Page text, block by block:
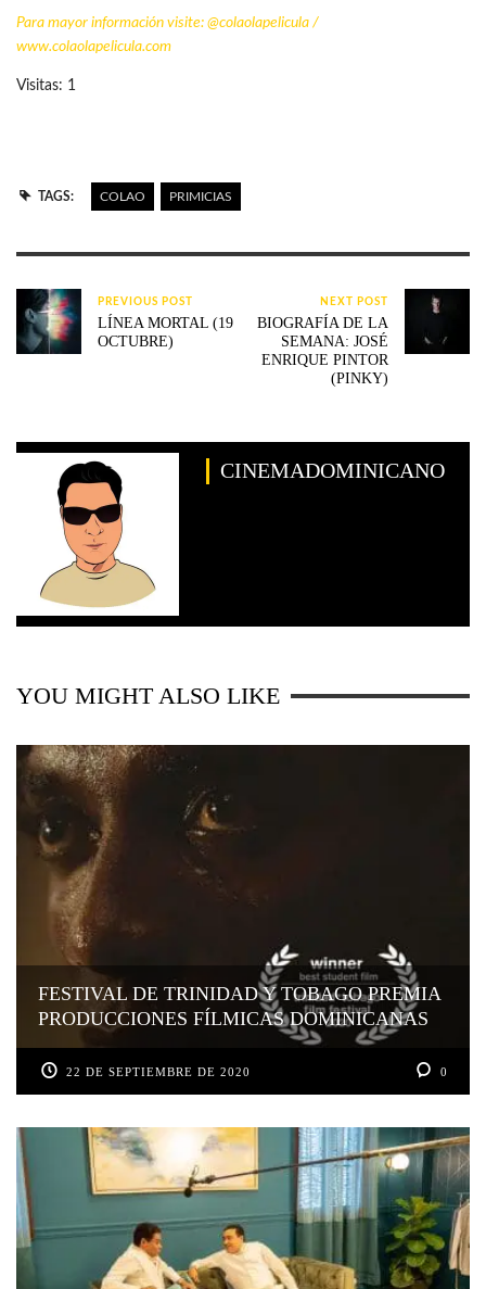
Para mayor información visite: @colaolapelicula /
www.colaolapelicula.com
Visitas: 1
TAGS: COLAO PRIMICIAS
PREVIOUS POST
LÍNEA MORTAL (19
OCTUBRE)
NEXT POST
BIOGRAFÍA DE LA
SEMANA: JOSÉ
ENRIQUE PINTOR
(PINKY)
CINEMADOMINICANO
YOU MIGHT ALSO LIKE
FESTIVAL DE TRINIDAD Y TOBAGO PREMIA
PRODUCCIONES FÍLMICAS DOMINICANAS
22 DE SEPTIEMBRE DE 2020 0